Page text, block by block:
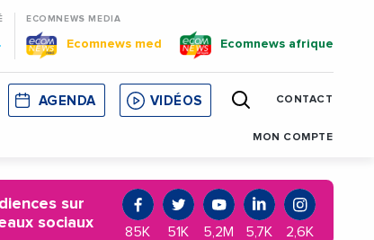
ECOMNEWS MEDIA
Ecomnews med Ecomnews afrique
CORSE MONACO CATALOGNE
AGENDA VIDÉOS CONTACT
MON COMPTE
sur
sociaux
85K 51K 5,2M 5,7K 2,6K